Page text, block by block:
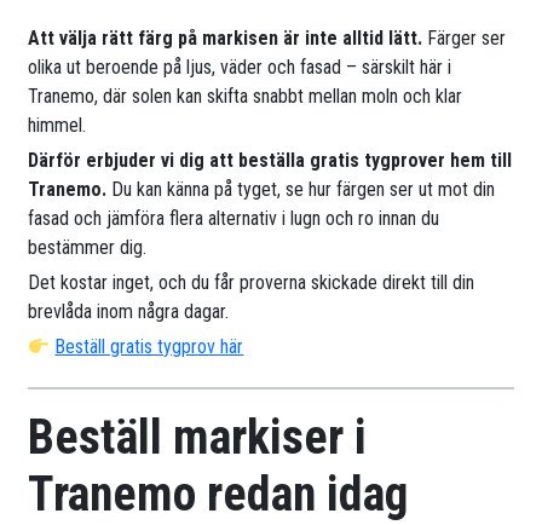
Att välja rätt färg på markisen är inte alltid lätt. Färger ser
olika ut beroende på ljus, väder och fasad – särskilt här i
Tranemo, där solen kan skifta snabbt mellan moln och klar
himmel.
Därför erbjuder vi dig att beställa gratis tygprover hem till
Tranemo. Du kan känna på tyget, se hur färgen ser ut mot din
fasad och jämföra flera alternativ i lugn och ro innan du
bestämmer dig.
Det kostar inget, och du får proverna skickade direkt till din
brevlåda inom några dagar.
Beställ gratis tygprov här
Beställ markiser i
Tranemo redan idag